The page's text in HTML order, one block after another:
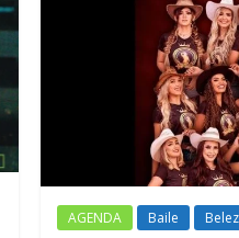
AGENDA Baile